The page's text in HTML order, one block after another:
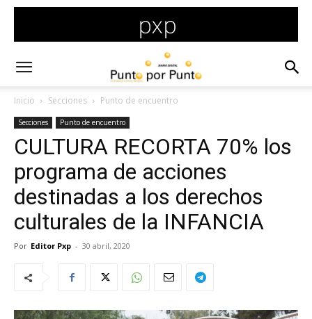
Inicio Secciones Punto de encuentro
Secciones Punto de encuentro
CULTURA RECORTA 70% los
programa de acciones
destinadas a los derechos
culturales de la INFANCIA
Por Editor Pxp - 30 abril, 2020